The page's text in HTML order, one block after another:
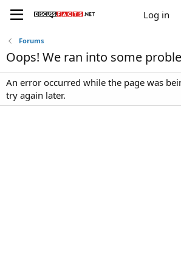
Log in
Forums
Oops! We ran into some
An error occurred while the page was
try again later.